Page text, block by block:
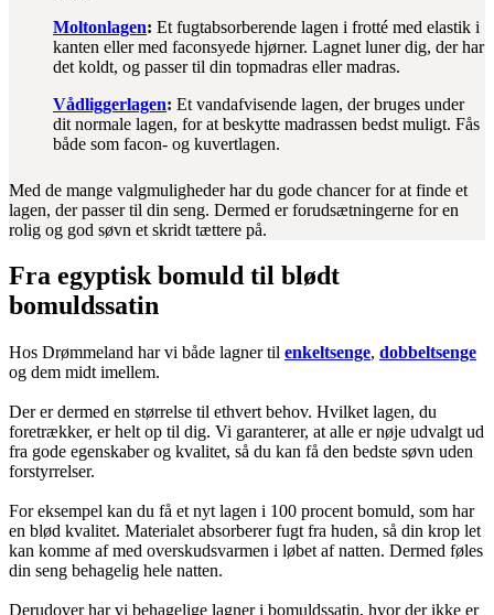
Moltonlagen: Et fugtabsorberende lagen i frotté med elastik i
kanten eller med faconsyede hjørner. Lagnet luner dig, der har
det koldt, og passer til din topmadras eller madras.
Vådliggerlagen: Et vandafvisende lagen, der bruges under
dit normale lagen, for at beskytte madrassen bedst muligt. Fås
både som facon- og kuvertlagen.
Med de mange valgmuligheder har du gode chancer for at finde et
lagen, der passer til din seng. Dermed er forudsætningerne for en
rolig og god søvn et skridt tættere på.
Fra egyptisk bomuld til blødt
bomuldssatin
Hos Drømmeland har vi både lagner til enkeltsenge, dobbeltsenge
og dem midt imellem.
Der er dermed en størrelse til ethvert behov. Hvilket lagen, du
foretrækker, er helt op til dig. Vi garanterer, at alle er nøje udvalgt ud
fra gode egenskaber og kvalitet, så du kan få den bedste søvn uden
forstyrrelser.
For eksempel kan du få et nyt lagen i 100 procent bomuld, som har
en blød kvalitet. Materialet absorberer fugt fra huden, så din krop let
kan komme af med overskudsvarmen i løbet af natten. Dermed føles
din seng behagelig hele natten.
Derudover har vi behagelige lagner i bomuldssatin, hvor der ikke er